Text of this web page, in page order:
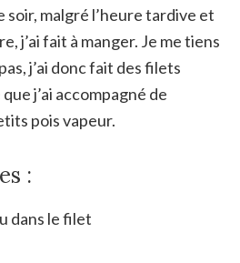
malgré l’heure tardive et
j’ai fait à manger. Je me tiens
j’ai donc fait des filets
j’ai accompagné de
pois vapeur.
:
dans le filet